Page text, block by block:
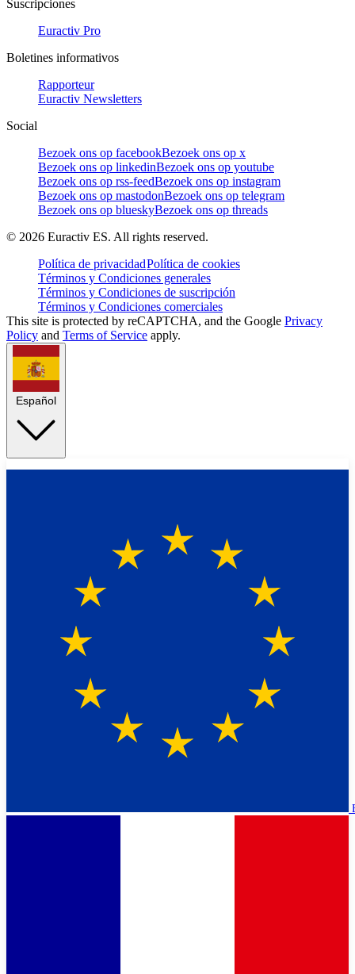
Suscripciones
Euractiv Pro
Boletines informativos
Rapporteur
Euractiv Newsletters
Social
Bezoek ons op facebookBezoek ons op x
Bezoek ons op linkedinBezoek ons op youtube
Bezoek ons op rss-feedBezoek ons op instagram
Bezoek ons op mastodonBezoek ons op telegram
Bezoek ons op blueskyBezoek ons op threads
© 2026 Euractiv ES. All rights reserved.
Política de privacidadPolítica de cookies
Términos y Condiciones generales
Términos y Condiciones de suscripción
Términos y Condiciones comerciales
This site is protected by reCAPTCHA, and the Google Privacy
Policy and Terms of Service apply.
Español